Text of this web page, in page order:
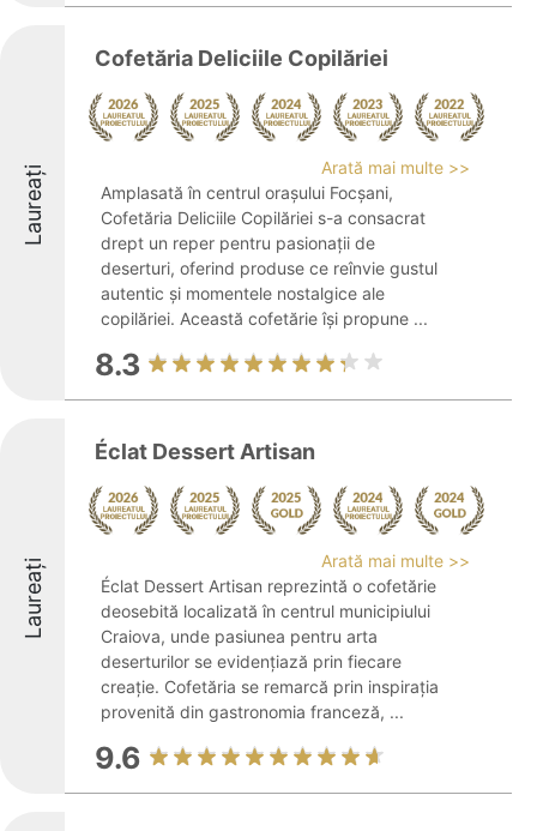
Laureați
Cofetăria Deliciile Copilăriei
Arată mai multe >>
Amplasată în centrul orașului Focșani,
Cofetăria Deliciile Copilăriei s-a consacrat
drept un reper pentru pasionații de
deserturi, oferind produse ce reînvie gustul
autentic și momentele nostalgice ale
copilăriei. Această cofetărie își propune ...
8.3
Laureați
Éclat Dessert Artisan
Arată mai multe >>
Éclat Dessert Artisan reprezintă o cofetărie
deosebită localizată în centrul municipiului
Craiova, unde pasiunea pentru arta
deserturilor se evidențiază prin fiecare
creație. Cofetăria se remarcă prin inspirația
provenită din gastronomia franceză, ...
9.6